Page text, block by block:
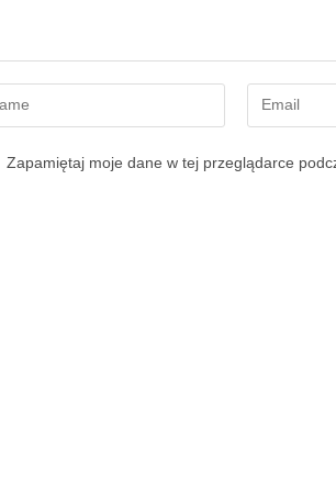
Zapamiętaj moje dane w tej przeglądarce